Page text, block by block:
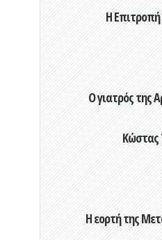
Η Επιτροπή
Ο γιατρός της
Κώστας
Η εορτή της